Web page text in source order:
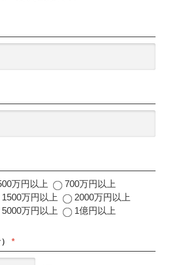
万円以上
700万円以上
1500万円以上
2000万円以上
5000万円以上 1億円以上
*